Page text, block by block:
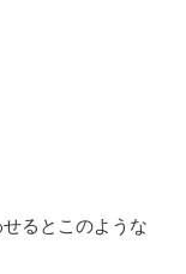
るとこのような